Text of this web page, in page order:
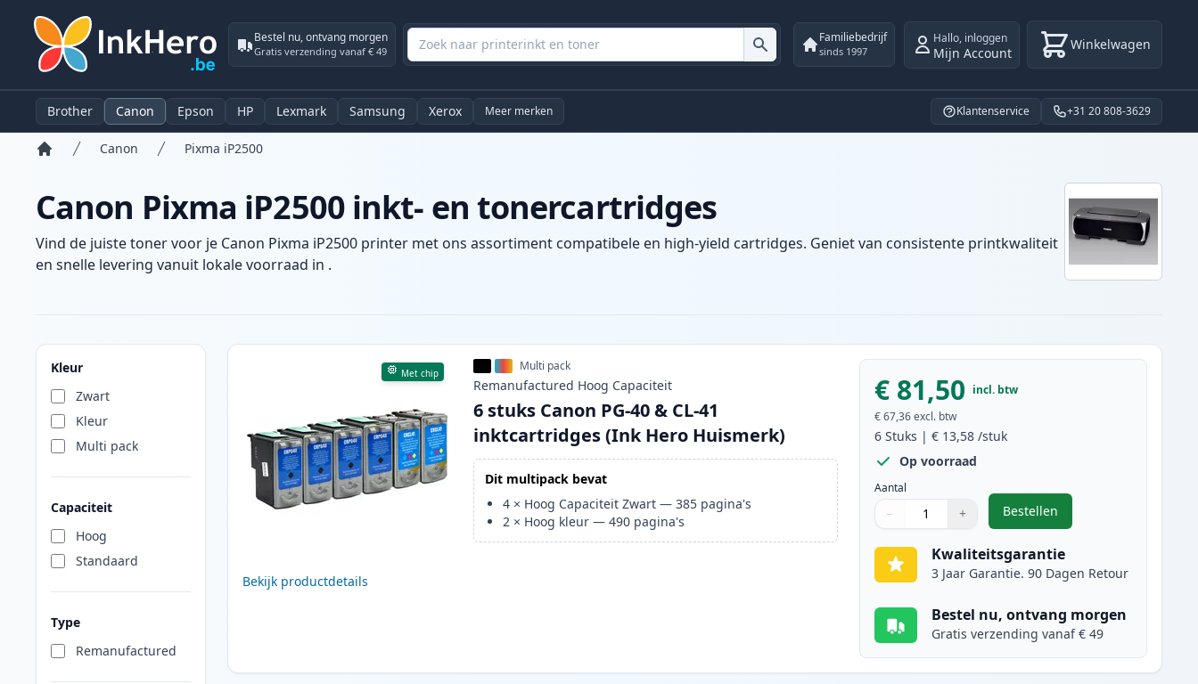
Bestel nu, ontvang morgen
Gratis verzending vanaf € 49
Familiebedrijf
sinds 1997
Hallo, inloggen
Mijn Account Winkelwagen
Brother Canon Epson HP Lexmark Samsung Xerox Meer merken Klantenservice +31 20 808-3629
Canon Pixma iP2500
Canon Pixma iP2500 inkt- en tonercartridges
Vind de juiste toner voor je Canon Pixma iP2500 printer met ons assortiment compatibele en high-yield cartridges. Geniet van consistente printkwaliteit
en snelle levering vanuit lokale voorraad in .
Kleur
Zwart
Kleur
Multi pack
Capaciteit
Hoog
Standaard
Type
Remanufactured
Producten
Met chip
Bekijk productdetails
Multi pack
Remanufactured Hoog Capaciteit
6 stuks Canon PG-40 & CL-41
inktcartridges (Ink Hero Huismerk)
Dit multipack bevat
4 × Hoog Capaciteit Zwart —385 pagina's
2 × Hoog kleur —490 pagina's
€ 81,50 incl. btw
€ 67,36 excl. btw
6 Stuks |€ 13,58 /stuk
Op voorraad
Aantal
Aantal
Gebruik de knoppen om aan te passen
− +
Aantal 1
Bestellen
,6 stuks Canon PG-40 &
Kwaliteitsgarantie
3 Jaar Garantie. 90 Dagen Retour
Bestel nu, ontvang morgen
Gratis verzending vanaf € 49